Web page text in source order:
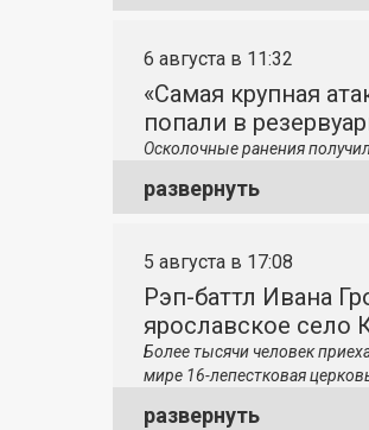
6 августа в 11:32
«Самая крупная
попали в
Осколочные ранения
развернуть
5 августа в 17:08
Рэп-баттл Ивана
ярославское село
Более тысячи человек
мире 16-лепестковая
развернуть